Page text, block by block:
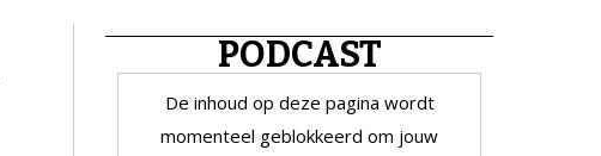
PODCAST
De inhoud op deze pagina wordt
momenteel geblokkeerd om jouw